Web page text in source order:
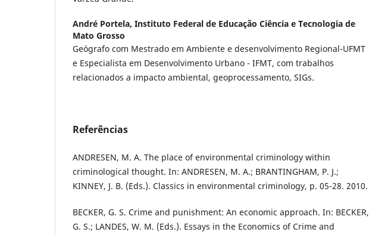
André Portela, Instituto Federal de Educação Ciência e Tecnologia de
Mato Grosso
Geógrafo com Mestrado em Ambiente e desenvolvimento Regional-UFMT
e Especialista em Desenvolvimento Urbano - IFMT, com trabalhos
relacionados a impacto ambiental, geoprocessamento, SIGs.
Referências
ANDRESEN, M. A. The place of environmental criminology within
criminological thought. In: ANDRESEN, M. A.; BRANTINGHAM, P. J.;
KINNEY, J. B. (Eds.). Classics in environmental criminology, p. 05-28. 2010.
BECKER, G. S. Crime and punishment: An economic approach. In: BECKER,
G. S.; LANDES, W. M. (Eds.). Essays in the Economics of Crime and